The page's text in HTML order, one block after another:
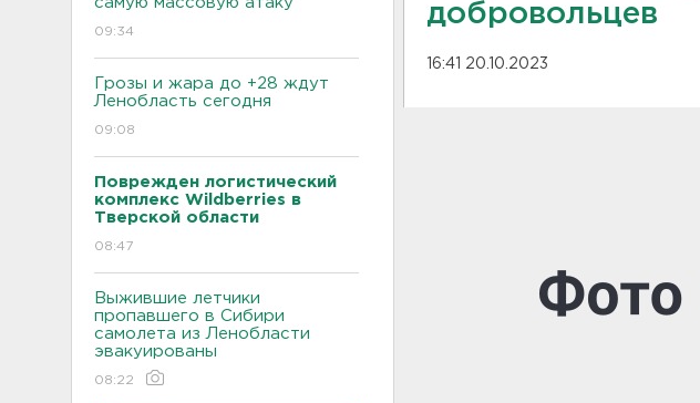
09:34
Грозы и жара до +28 ждут
Ленобласть сегодня
09:08
Поврежден логистический
комплекс Wildberries в
Тверской области
08:47
Выжившие летчики
пропавшего в Сибири
самолета из Ленобласти
эвакуированы
08:22
добровольцев
16:41 20.10.2023